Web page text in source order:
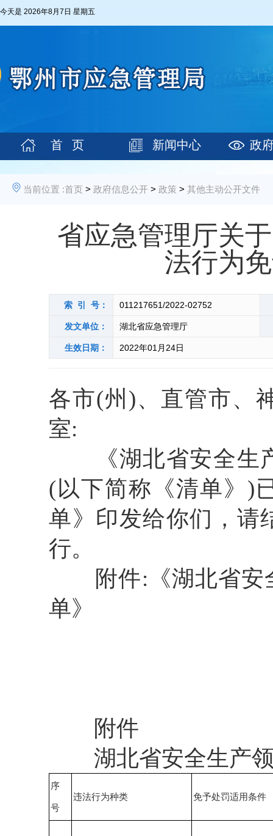
今天是 2026年8月7日 星期五
首 页 新闻中心 政
当前位置 :首页 > 政府信息公开 > 政策 > 其他主动公开文件
省应急管理厅关
法行为
索 引 号： 011217651/2022-02752
发文单位： 湖北省应急管理厅
生效日期： 2022年01月24日
各市(州)、直管市、
室:
《湖北省安全
(以下简称《清单》)
单》印发给你们，请
行。
附件: 《湖北省
单》
附件
湖北省安全生产
序
号
违法行为种类 免予处罚适用条件